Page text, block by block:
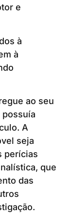
e
à
à
ao seu
A
seja
perícias
que
das